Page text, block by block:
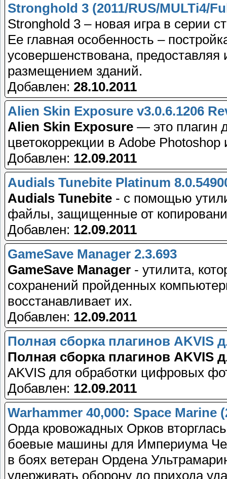
Stronghold 3 (2011/RUS/MULTi4/
Stronghold 3 – новая игра в серии
Ее главная особенность –
усовершенствована,
размещением зданий.
Добавлен: 28.10.2011
Alien Skin Exposure v3.0.6.1206
Alien Skin Exposure — это плагин
цветокоррекции в Adobe Photoshop
Добавлен: 12.09.2011
Audials Tunebite Platinum
Audials Tunebite - с помощью
файлы, защищенные от
Добавлен: 12.09.2011
GameSave Manager 2.3.693
GameSave Manager - утилита,
сохранений пройденных
восстанавливает их.
Добавлен: 12.09.2011
Полная сборка плагинов AKVIS
Полная сборка плагинов AKVIS
AKVIS для обработки цифровых
Добавлен: 12.09.2011
Warhammer 40,000: Space Marine
Орда кровожадных Орков
боевые машины для Империума
в боях ветеран Ордена
удерживать оборону до прихода